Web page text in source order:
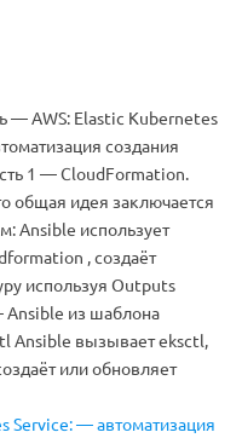
— AWS: Elastic Kubernetes
создания
1 — CloudFormation.
общая идея заключается
Ansible использует
, создаёт
используя Outputs
Ansible из шаблона
Ansible вызывает eksctl,
или обновляет
Service: — автоматизация